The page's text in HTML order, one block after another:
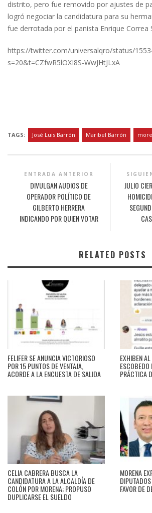
distrito, pero fue removido por ajustes de
logró negociar la candidatura para su
fue derrotada por el panista Enrique Correa
https://twitter.com/universalqro/status/
s=20&t=CZfwR5lOXI8S-WwJHtJLxA
TAGS: José Luis Barrón Maribel Barrón
ENTRADA ANTERIOR
DIVULGAN AUDIOS DE
OPERADOR POLÍTICO DE
GILBERTO HERRERA
INDICANDO POR QUIEN VOTAR
JULIO
RELATED POSTS
FELIFER SE ANUNCIA VICTORIOSO
POR 15 PUNTOS DE VENTAJA,
ACORDE A LA ENCUESTA DE SALIDA
EXHIBEN
PRÁCTICA
CELIA CABRERA BUSCA LA
CANDIDATURA A LA ALCALDÍA DE
COLÓN POR MORENA; PROPUSO
DUPLICARSE EL SUELDO
MORENA
FAVOR DE